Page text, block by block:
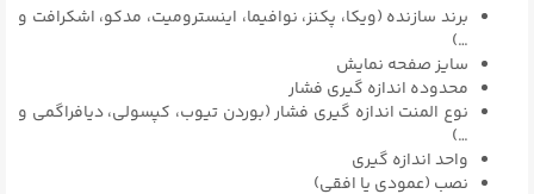
برند سازنده (ویکا، پکنز، نوافیما، اینسترومیت، مدکو، اشکرافت و
…)
سایز صفحه نمایش
محدوده اندازه گیری فشار
نوع المنت اندازه گیری فشار (بوردن تیوب، کپسولی، دیافراگمی و
…)
واحد اندازه گیری
نصب (عمودی یا افقی)